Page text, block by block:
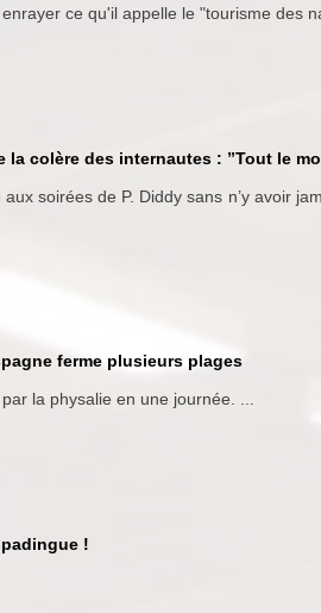
ce qu'il appelle le "tourisme des
la colère des internautes : ”Tout le
soirées de P. Diddy sans n’y avoir
ferme plusieurs plages
la physalie en une journée. ...
!